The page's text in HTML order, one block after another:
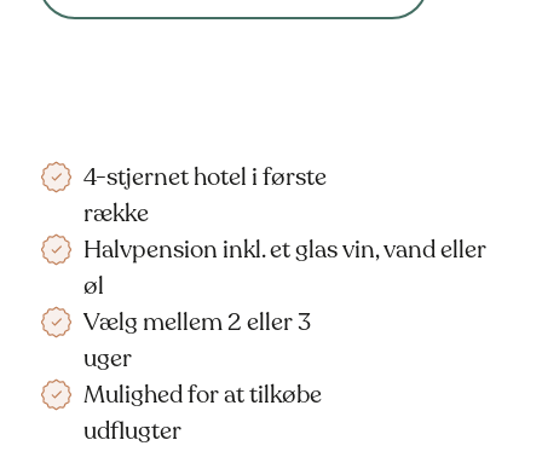
4-stjernet hotel i første
række
Halvpension inkl. et glas vin, vand eller
øl
Vælg mellem 2 eller 3
uger
Mulighed for at tilkøbe
udflugter